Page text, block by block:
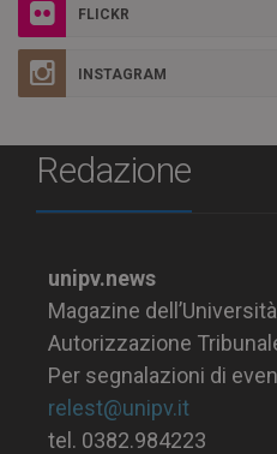
FLICKR
INSTAGRAM
Redazione
unipv.news
Magazine
Autorizzazione
Per segnalazioni di
relest@unipv.it
tel. 0382.984223